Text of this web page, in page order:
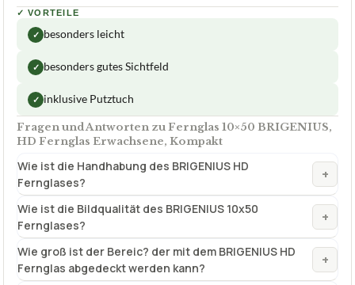
✓ VORTEILE
✓ besonders leicht
✓ besonders gutes Sichtfeld
✓ inklusive Putztuch
Fragen und Antworten zu Fernglas 10×50 BRIGENIUS,
HD Fernglas Erwachsene, Kompakt
Wie ist die Handhabung des BRIGENIUS HD
Fernglases?
+
Wie ist die Bildqualität des BRIGENIUS 10x50
Fernglases?
+
Wie groß ist der Bereic? der mit dem BRIGENIUS HD
Fernglas abgedeckt werden kann?
+